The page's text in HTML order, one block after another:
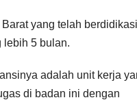
yang telah berdidikasi
lebih 5 bulan.
adalah unit kerja
di badan ini dengan